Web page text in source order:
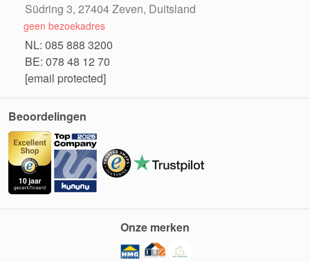
Südring 3, 27404 Zeven, Duitsland
geen bezoekadres
NL: 085 888 3200
BE: 078 48 12 70
[email protected]
Beoordelingen
Onze merken